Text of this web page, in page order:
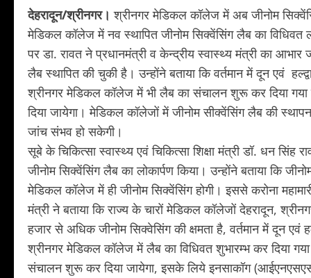
देहरादून/श्रीनगर। श्रीनगर मेडिकल कॉलेज में अब जीनोम
मेडिकल कॉलेज में नव स्थापित जीनोम सिक्वेंसिंग लैब का
पर डा. रावत ने प्रधानमंत्री व केन्द्रीय स्वास्थ्य मंत्री का
लैब स्थापित की चुकी है। उन्होंने बताया कि वर्तमान में दून एवं
श्रीनगर मेडिकल कॉलेज में भी लैब का संचालन शुरू कर दिया
दिया जायेगा। मेडिकल कॉलेजों में जीनोम सीक्वेंसिंग लैब की
जांच संभव हो सकेगी।
सूबे के चिकित्सा स्वास्थ्य एवं चिकित्सा शिक्षा मंत्री डॉ. धन
जीनोम सिक्वेंसिंग लैब का लोकार्पण किया। उन्होंने बताया कि
मेडिकल कॉलेज में ही जीनोम सिक्वेंसिंग होगी। इससे करोना
मंत्री ने बताया कि राज्य के चारों मेडिकल कॉलेजों देहरादून,
हजार से अधिक जीनोम सिक्वेसिंग की क्षमता है, वर्तमान में दून
श्रीनगर मेडिकल कॉलेज में लैब का विधिवत शुभारम्भ कर दिया
संचालन शुरू कर दिया जायेगा, इसके लिये इनसाकॉग